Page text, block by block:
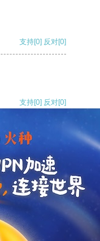
支持[0] 反对[0]
支持[0] 反对[0]
支持[0] 反对
支持